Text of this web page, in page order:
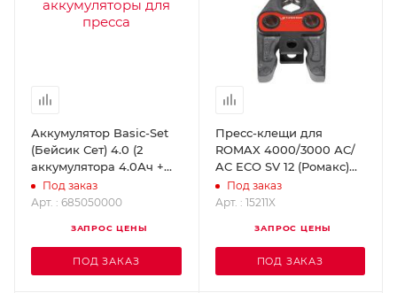
Аккумулятор Basic-Set
(Бейсик Сет) 4.0 (2
аккумулятора 4.0Ач +
ЗУ ASC 30-36)
ROTHENBERGER
Под заказ
Арт. : 685050000
ЗАПРОС ЦЕНЫ
ПОД ЗАКАЗ
Пресс-клещи для
ROMAX 4000/3000 АС/
AC ECO SV 12 (Ромакс)
ROTHENBERGER 15211X
Под заказ
Арт. : 15211X
ЗАПРОС ЦЕНЫ
ПОД ЗАКАЗ